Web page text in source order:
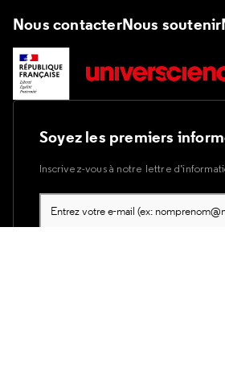
Nous contacterNous soutenir
Soyez les premiers
Inscrivez-vous à notre lettre